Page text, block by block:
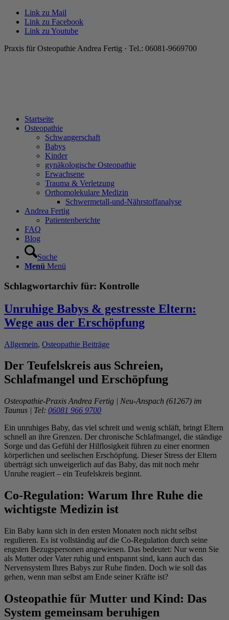
Link zu Mail
Link zu Facebook
Link zu Youtube
Praxis für Osteopathie Andrea Fertig · Tel.: 06081-9669700
Startseite
Osteopathie
Schwangerschaft
Babys
Kinder
gynäkologische Osteopathie
Erwachsene
Trauma & Verletzung
Orthomolekulare Medizin
Schwermetall-und-Nährstoffanalyse
Andrea Fertig
Patientenberichte
FAQ
Blog
Suche
Menü Menü
Schlagwortarchiv für: Kontrolle
Unruhige Babys & gestresste Eltern:
Wege aus der Erschöpfung
Allgemein, Osteopathie Beiträge
Der Teufelskreis aus Schreien,
Schlafmangel und Erschöpfung
Osteopathie-Praxis Andrea Fertig | Neu-Anspach (61267) im
Taunus | Tel: 06081 966 9700
Ein unruhiges Baby, das viel schreit und wenig schläft, bringt Eltern
schnell an ihre Grenzen. Der chronische Schlafmangel, die ständige
Sorge und das Gefühl der Hilflosigkeit führen zu einer enormen
körperlichen und seelischen Erschöpfung. Dieser Stress der Eltern
überträgt sich unweigerlich auf das Baby, das mit noch mehr
Unruhe reagiert – ein Teufelskreis beginnt.
Co-Regulation: Warum Ihre Ruhe die
wichtigste Medizin ist
Ein Baby kann sich in den ersten Monaten noch nicht selbst
regulieren. Es ist vollständig auf die Co-Regulation durch seine
engsten Bezugspersonen angewiesen. Das bedeutet: Nur wenn Sie
als Mutter oder Vater ruhig und entspannt sind, kann auch das
Nervensystem Ihres Babys zur Ruhe finden. Doch wie soll das
gehen, wenn man selbst am Ende seiner Kräfte ist?
Osteopathie für Mutter und Kind: Das
System gemeinsam beruhigen